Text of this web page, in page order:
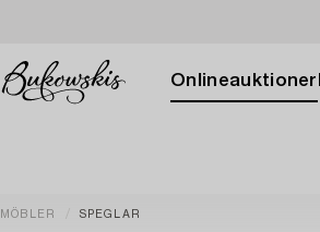
Onlineauktioner
MÖBLER SPEGLAR